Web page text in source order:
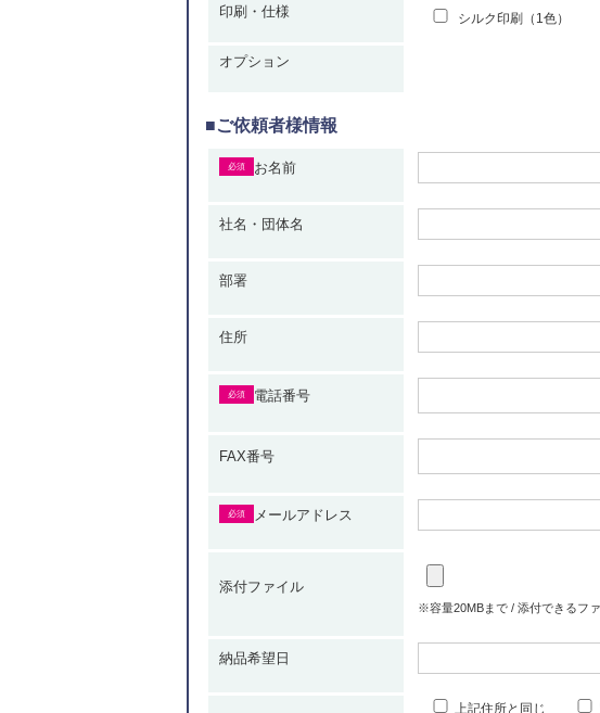
印刷・仕様 シルク印刷（1色）
オプション
■ご依頼者様情報
お名前
必須
社名・団体名
部署
住所
電話番号
必須
FAX番号
メールアドレス
必須
添付ファイル
※容量20MBまで / 添付できるフ
納品希望日
上記住所と同じ